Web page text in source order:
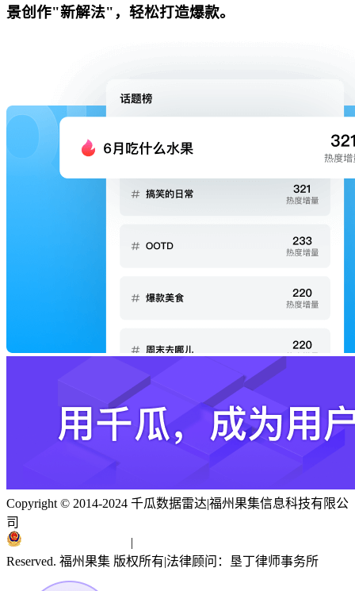
景创作"新解法"，轻松打造爆款。
Copyright © 2014-2024 千瓜数据雷达|福州果集信息科技有限公
司
|
Reserved. 福州果集 版权所有|法律顾问：垦丁律师事务所